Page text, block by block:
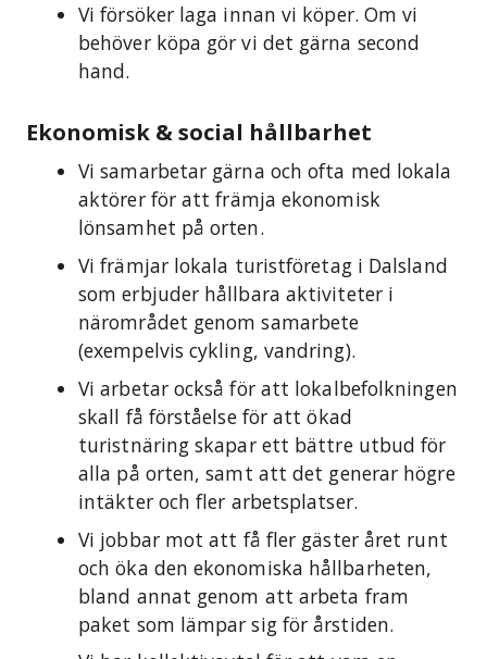
Vi försöker laga innan vi köper. Om vi
behöver köpa gör vi det gärna second
hand.
Ekonomisk & social hållbarhet
Vi samarbetar gärna och ofta med lokala
aktörer för att främja ekonomisk
lönsamhet på orten.
Vi främjar lokala turistföretag i Dalsland
som erbjuder hållbara aktiviteter i
närområdet genom samarbete
(exempelvis cykling, vandring).
Vi arbetar också för att lokalbefolkningen
skall få förståelse för att ökad
turistnäring skapar ett bättre utbud för
alla på orten, samt att det generar högre
intäkter och fler arbetsplatser.
Vi jobbar mot att få fler gäster året runt
och öka den ekonomiska hållbarheten,
bland annat genom att arbeta fram
paket som lämpar sig för årstiden.